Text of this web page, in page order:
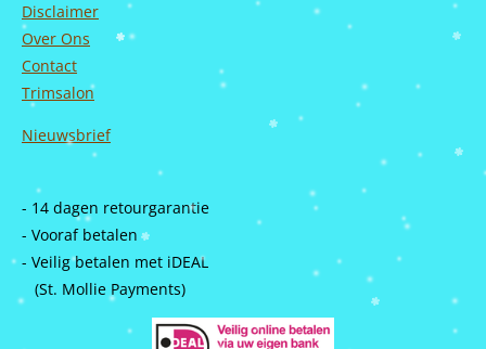
Disclaimer
Over Ons
Contact
Trimsalon
Nieuwsbrief
- 14 dagen retourgarantie
- Vooraf betalen
- Veilig betalen met iDEAL
(St. Mollie Payments)